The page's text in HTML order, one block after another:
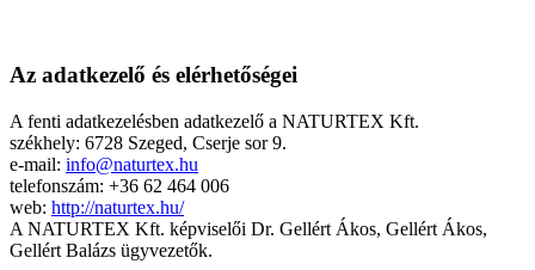
Az adatkezelő és elérhetőségei
A fenti adatkezelésben adatkezelő a NATURTEX Kft.
székhely: 6728 Szeged, Cserje sor 9.
e-mail: info@naturtex.hu
telefonszám: +36 62 464 006
web: http://naturtex.hu/
A NATURTEX Kft. képviselői Dr. Gellért Ákos, Gellért Ákos,
Gellért Balázs ügyvezetők.